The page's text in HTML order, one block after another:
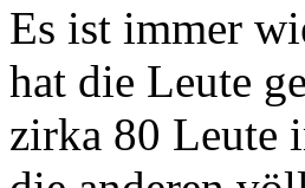
Es ist immer
hat die Leute
zirka 80 Leute